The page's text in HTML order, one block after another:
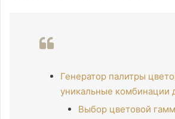
Генератор палитры
уникальные комбинации
Выбор цветовой